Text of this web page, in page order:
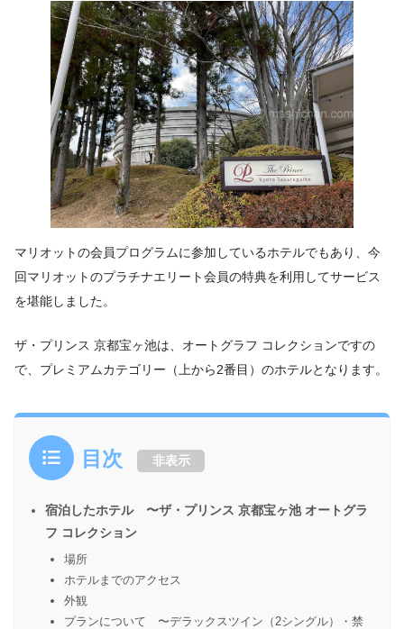
マリオットの会員プログラムに参加しているホテルでもあり、今
回マリオットのプラチナエリート会員の特典を利用してサービス
を堪能しました。
ザ・プリンス 京都宝ヶ池は、オートグラフ コレクションですの
で、プレミアムカテゴリー（上から2番目）のホテルとなります。
目次 非表示
宿泊したホテル 〜ザ・プリンス 京都宝ヶ池 オートグラ
フ コレクション
場所
ホテルまでのアクセス
外観
プランについて 〜デラックスツイン（2シングル）・禁